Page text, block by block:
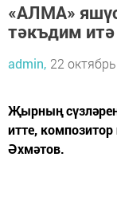
«АЛМА»
тәкъдим итә
admin, 22
Җырның
итте,
Әхмәтов.